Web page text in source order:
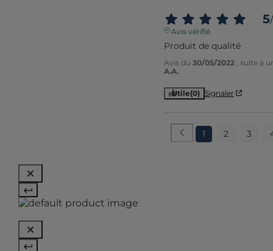
5/
Avis vérifié
Produit de qualité
Avis du 30/05/2022
, suite à
A.A.
Utile(0) Signaler
1 2 3